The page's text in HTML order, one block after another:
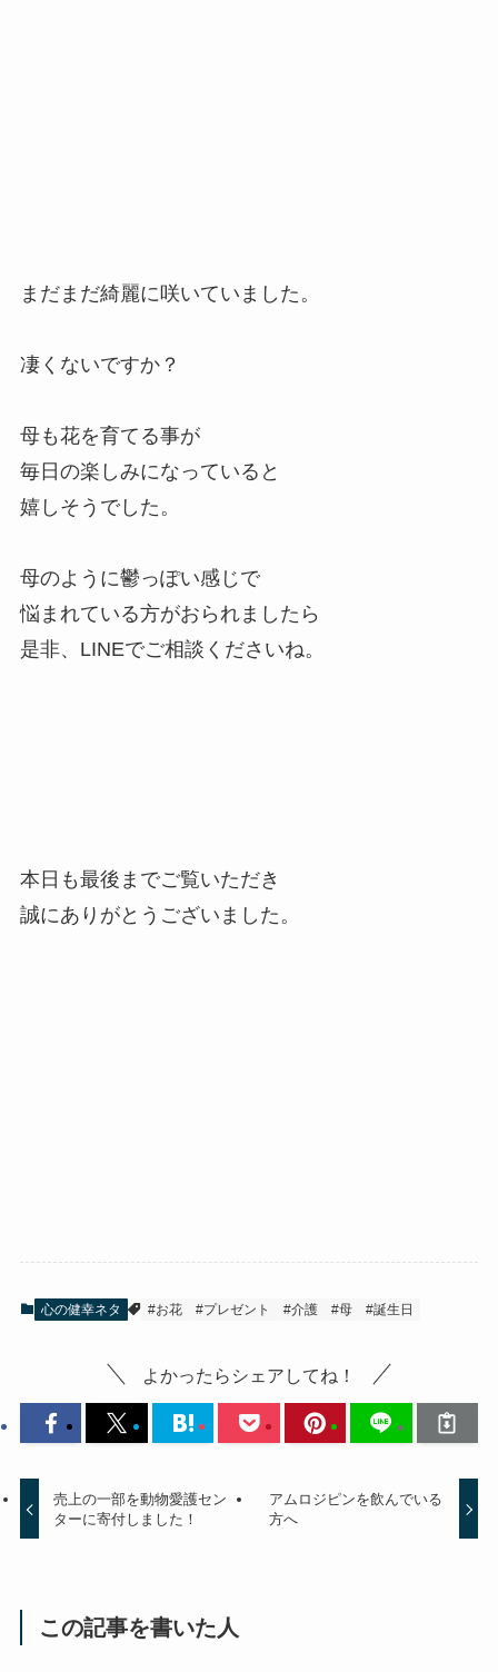
まだまだ綺麗に咲いていました。
凄くないですか？
母も花を育てる事が
毎日の楽しみになっていると
嬉しそうでした。
母のように鬱っぽい感じで
悩まれている方がおられましたら
是非、LINEでご相談くださいね。
本日も最後までご覧いただき
誠にありがとうございました。
心の健幸ネタ #お花 #プレゼント #介護 #母 #誕生日
よかったらシェアしてね！
売上の一部を動物愛護セン
ターに寄付しました！
アムロジピンを飲んでいる
方へ
この記事を書いた人